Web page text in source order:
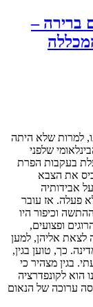
ברירה –
למרות שלא היתה
שלפני
בעקבות הפרת
יכולה להביס את הצבא
אבידותיה
פעלה. אז עובר
וכיפור היו
ופצועים,
לצאת אליהן, למען
כך, טוען בגין,
בגין מצהיר כי
הוא לקונפדרציה
ערוכה של הנאום